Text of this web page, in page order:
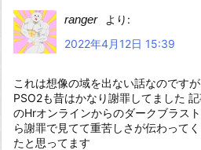
ranger
より:
2022年4月12日 15:39
これは想像の域を出ない話なのですが
PSO2も昔はかなり謝罪してました
のHrオンラインからのダークブラス
ら謝罪で見てて重苦しさが伝わって
たと思ってます